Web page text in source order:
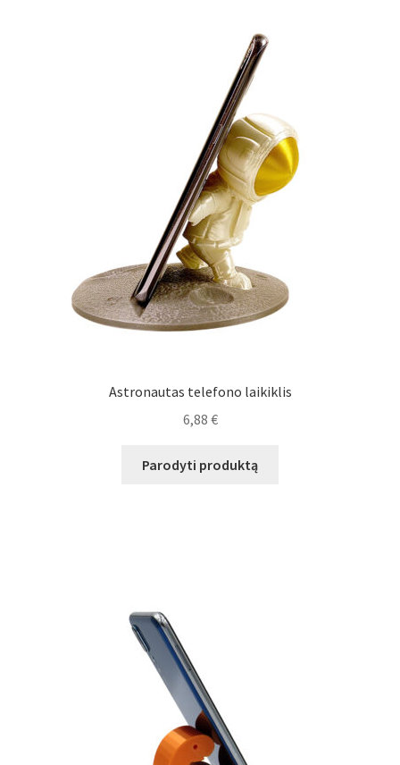
Gamybos terminai ir procesas
Šviestuvų komponentai
Parduotuvė
Astronautas telefono laikiklis
6,88 €
Parodyti produktą